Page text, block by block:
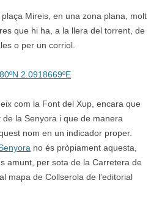
Mireis, en una zona plana, molt
que hi ha, a la llera del torrent, de
o per un corriol.
2.0918669ºE
com la Font del Xup, encara que
la Senyora i que de manera
nom en un indicador proper.
no és pròpiament aquesta,
amunt, per sota de la Carretera de
mapa de Collserola de l’editorial